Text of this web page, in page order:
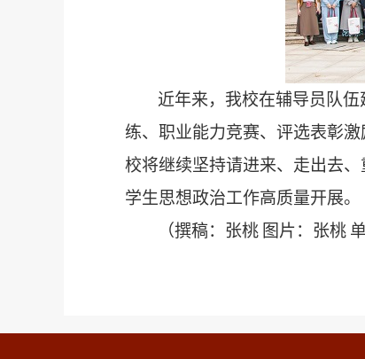
近年来，我校在辅导员队
练、职业能力竞赛、评选表彰
校将继续坚持请进来、走出去
学生思想政治工作高质量开展。
（撰稿：张桃 图片：张桃